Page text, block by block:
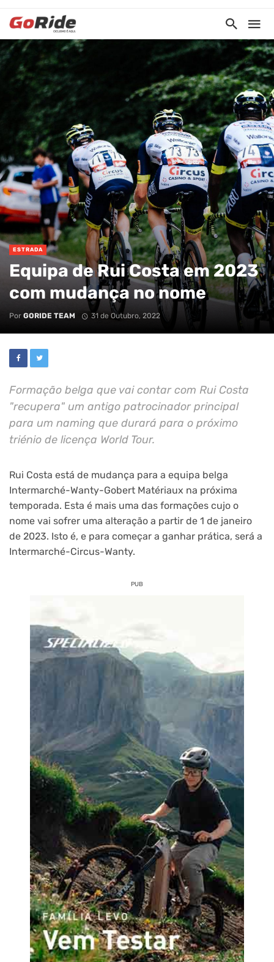
ESTRADA
Equipa de Rui Costa em 2023
com mudança no nome
Por GORIDE TEAM 31 de Outubro, 2022
Formação belga que vai contar com Rui Costa
"recupera" um antigo patrocinador principal
para um naming que durará para o próximo
triénio de licença World Tour.
Rui Costa está de mudança para a equipa belga
Intermarché-Wanty-Gobert Matériaux na próxima
temporada. Esta é mais uma das formações cujo o
nome vai sofrer uma alteração a partir de 1 de janeiro
de 2023. Isto é, e para começar a ganhar prática, será a
Intermarché-Circus-Wanty.
PUB